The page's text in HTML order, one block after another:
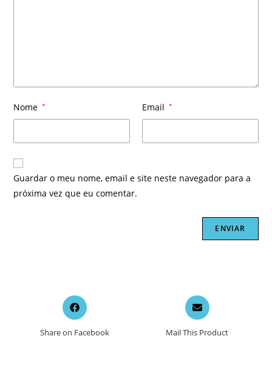
Nome * Email *
Guardar o meu nome, email e site neste navegador para a
próxima vez que eu comentar.
Opens
in
new
Share on Facebook
Opens
in
a
new
Mail This Product